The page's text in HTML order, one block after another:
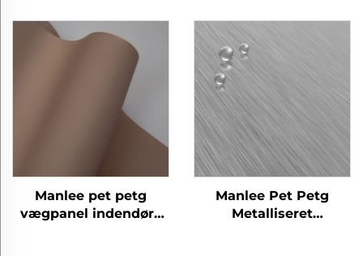
til hjemmekontor
hotel
væggulv/plads
Manlee pet petg
vægpanel indendørs
Manlee Pet Petg
Metalliseret